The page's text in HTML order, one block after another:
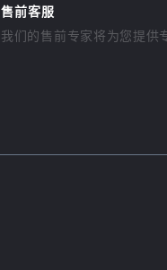
售前客服
我们的售前专家将为您提供